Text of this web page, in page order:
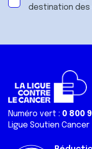
destination des
Numéro vert : 0 800
Ligue Soutien Cancer